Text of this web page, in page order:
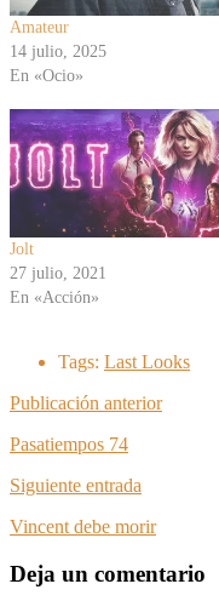
Amateur
14 julio, 2025
En «Ocio»
Jolt
27 julio, 2021
En «Acción»
Tags: Last Looks
Publicación anterior
Pasatiempos 74
Siguiente entrada
Vincent debe morir
Deja un comentario